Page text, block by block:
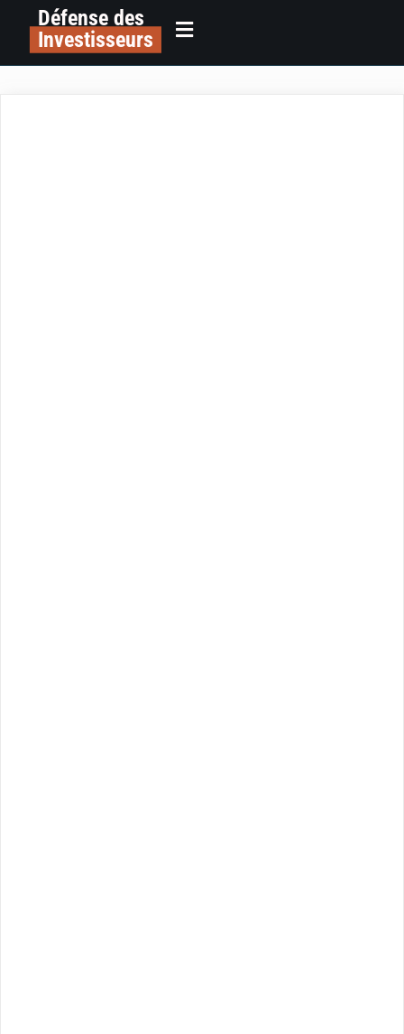
Défense des
Investisseurs